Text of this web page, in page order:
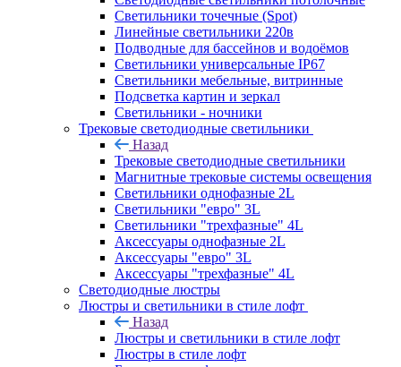
Светильники точечные (Spot)
Линейные светильники 220в
Подводные для бассейнов и водоёмов
Светильники универсальные IP67
Светильники мебельные, витринные
Подсветка картин и зеркал
Светильники - ночники
Трековые светодиодные светильники
Назад
Трековые светодиодные светильники
Магнитные трековые системы освещения
Светильники однофазные 2L
Светильники "евро" 3L
Светильники "трехфазные" 4L
Аксессуары однофазные 2L
Аксессуары "евро" 3L
Аксессуары "трехфазные" 4L
Светодиодные люстры
Люстры и светильники в стиле лофт
Назад
Люстры и светильники в стиле лофт
Люстры в стиле лофт